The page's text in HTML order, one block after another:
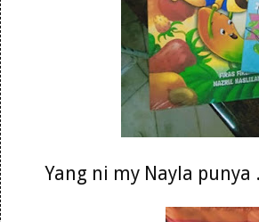
Yang ni my Nayla punya